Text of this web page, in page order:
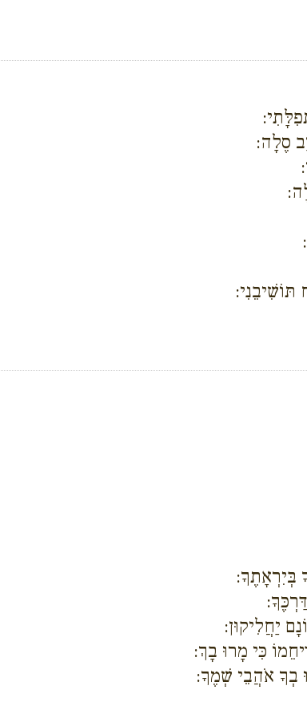
סֶלָה:
בְּיִרְאָתֶךָ:
יַחֲלִיקוּן:
כִּי מָרוּ בָךְ:
בְךָ אֹהֲבֵי שְׁמֶךָ: